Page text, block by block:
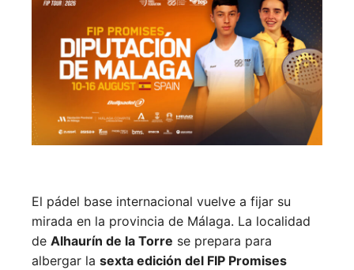
El pádel base internacional vuelve a fijar su
mirada en la provincia de Málaga. La localidad
de Alhaurín de la Torre se prepara para
albergar la sexta edición del FIP Promises